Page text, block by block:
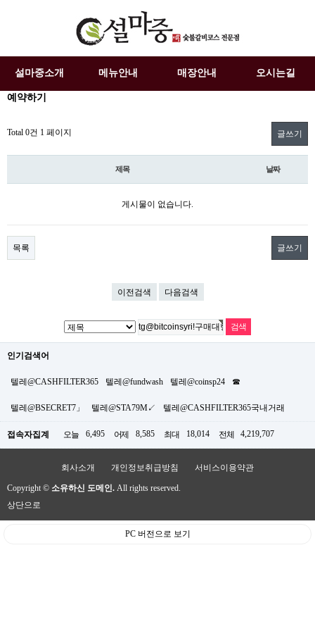
설마중소개 메뉴안내 매장안내 오시는길
예약하기
Total 0건 1 페이지 글쓰기
제목 날짜
게시물이 없습니다.
목록 글쓰기
이전검색 다음검색
인기검색어
텔레@CASHFILTER365 텔레@fundwash 텔레@coinsp24 ☎
텔레@BSECRET7」 텔레@STA79M↙ 텔레@CASHFILTER365국내거래
접속자집계 오늘 6,495 어제 8,585 최대 18,014 전체 4,219,707
회사소개 개인정보취급방침 서비스이용약관
Copyright © 소유하신 도메인. All rights reserved.
상단으로
PC 버전으로 보기